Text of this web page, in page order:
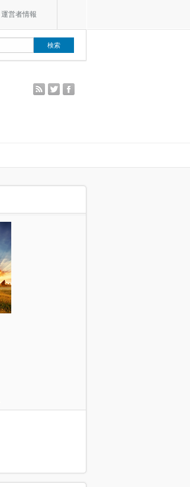
運営者情報
rss twitter